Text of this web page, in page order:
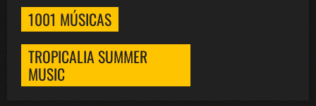
1001 MÚSICAS
TROPICALIA SUMMER
MUSIC